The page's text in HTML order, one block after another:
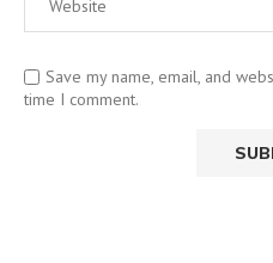
Save my name, email, and
time I comment.